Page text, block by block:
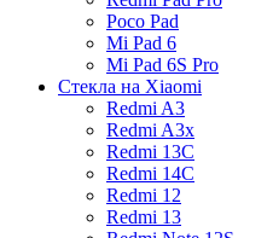
Poco Pad
Mi Pad 6
Mi Pad 6S Pro
Стекла на Xiaomi
Redmi A3
Redmi A3x
Redmi 13C
Redmi 14C
Redmi 12
Redmi 13